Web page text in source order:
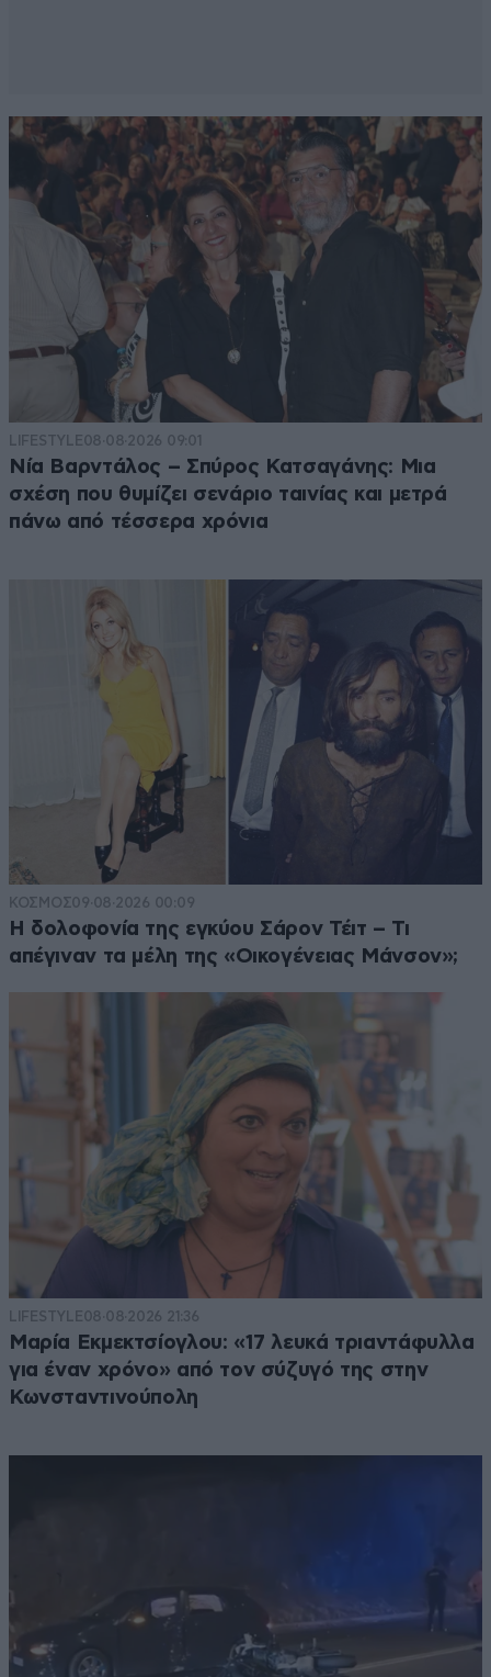
LIFESTYLE08·08·2026 09:01
Νία Βαρντάλος – Σπύρος Κατσαγάνης: Μια
σχέση που θυμίζει σενάριο ταινίας και μετρά
πάνω από τέσσερα χρόνια
ΚΟΣΜΟΣ09·08·2026 00:09
Η δολοφονία της εγκύου Σάρον Τέιτ – Τι
απέγιναν τα μέλη της «Οικογένειας Μάνσον»;
LIFESTYLE08·08·2026 21:36
Μαρία Εκμεκτσίογλου: «17 λευκά τριαντάφυλλα
για έναν χρόνο» από τον σύζυγό της στην
Κωνσταντινούπολη